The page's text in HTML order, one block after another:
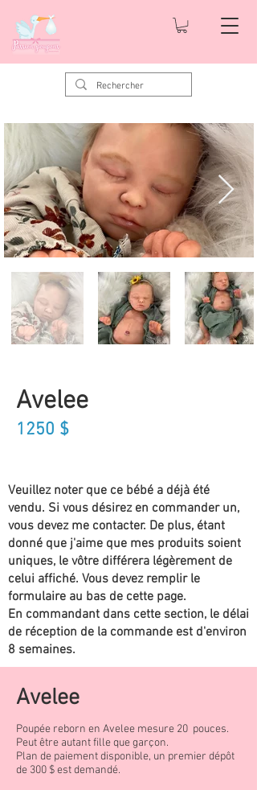
Avelee
1250 $
Veuillez noter que ce bébé a déjà été
vendu. Si vous désirez en commander un,
vous devez me contacter. De plus, étant
donné que j'aime que mes produits soient
uniques, le vôtre différera légèrement de
celui affiché. Vous devez remplir le
formulaire au bas de cette page.
En commandant dans cette section, le délai
de réception de la commande est d'environ
8 semaines.
Avelee
Poupée reborn en Avelee mesure 20 pouces.
Peut être autant fille que garçon.
Plan de paiement disponible, un premier dépôt
de 300 $ est demandé.